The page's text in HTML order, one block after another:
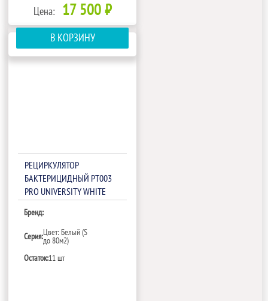
Цена: 17 500 ₽
В КОРЗИНУ
РЕЦИРКУЛЯТОР
БАКТЕРИЦИДНЫЙ РТ003
PRO UNIVERSITY WHITE
Бренд:
Серия:Цвет: Белый (S
до 80м2)
Остаток:11 шт